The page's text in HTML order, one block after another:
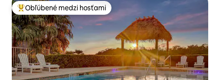
Najobľúbenejšie medzi hosťami
Obľúbené medzi hosťami